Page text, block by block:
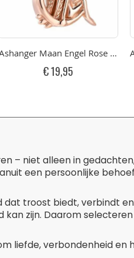
RVSMaan Engel Rose RVS
€ 19,95
– niet alleen in
een persoonlijke
dat troost biedt, verbindt
zijn. Daarom
liefde, verbondenheid en